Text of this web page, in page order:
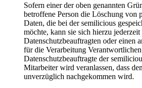
Sofern einer der oben genannten
betroffene Person die Löschung von
Daten, die bei der semilicious
möchte, kann sie sich hierzu jederzeit
Datenschutzbeauftragten oder einen
für die Verarbeitung
Datenschutzbeauftragte der
Mitarbeiter wird veranlassen, dass
unverzüglich nachgekommen wird.